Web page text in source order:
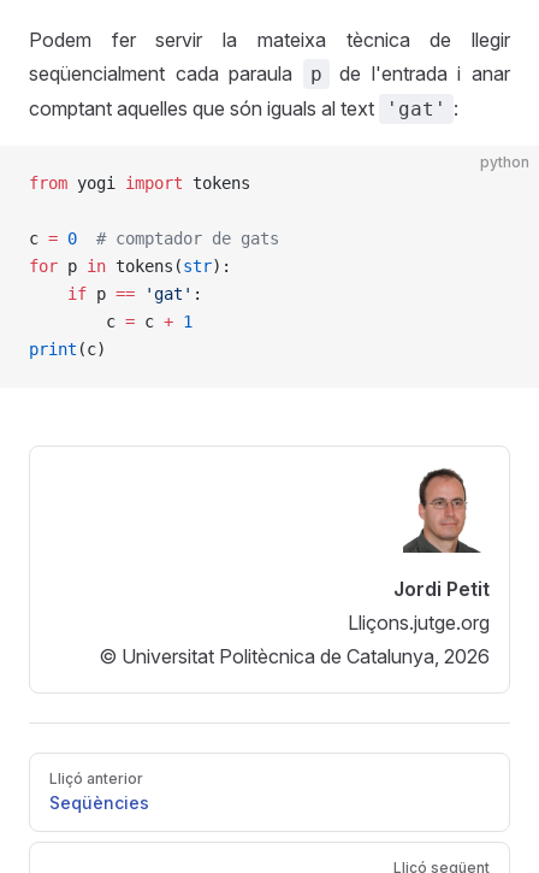
Podem fer servir la mateixa tècnica de llegir
seqüencialment cada paraula
p
de l'entrada i anar
comptant aquelles que són iguals al text
'gat' :
python
from yogi import tokens
c = 0
  # comptador de gats
for p in tokens(str):
    if
p == 'gat' :
        c
= c + 1
print (c)
Jordi Petit
Lliçons.jutge.org
© Universitat Politècnica de Catalunya, 2026
Pager
Lliçó anterior
Seqüències
Lliçó següent